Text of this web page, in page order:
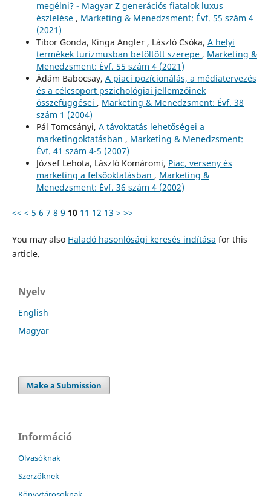
megélni? - Magyar Z generációs fiatalok luxus
észlelése , Marketing & Menedzsment: Évf. 55 szám 4
(2021)
Tibor Gonda, Kinga Angler , László Csóka, A helyi
termékek turizmusban betöltött szerepe , Marketing &
Menedzsment: Évf. 55 szám 4 (2021)
Ádám Babocsay, A piaci pozícionálás, a médiatervezés
és a célcsoport pszichológiai jellemzőinek
összefüggései , Marketing & Menedzsment: Évf. 38
szám 1 (2004)
Pál Tomcsányi, A távoktatás lehetőségei a
marketingoktatásban , Marketing & Menedzsment:
Évf. 41 szám 4-5 (2007)
József Lehota, László Komáromi, Piac, verseny és
marketing a felsőoktatásban , Marketing &
Menedzsment: Évf. 36 szám 4 (2002)
<< < 5 6 7 8 9 10 11 12 13 > >>
You may also Haladó hasonlósági keresés indítása for this
article.
Nyelv
English
Magyar
Make a Submission
Információ
Olvasóknak
Szerzőknek